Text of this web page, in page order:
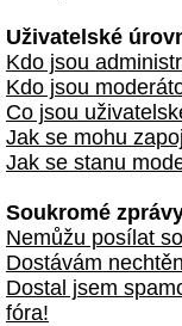
Uživatelské
Kdo jsou
Kdo jsou
Co jsou
Jak se mohu
Jak se stanu
Soukromé
Nemůžu posílat
Dostávám
Dostal jsem
fóra!